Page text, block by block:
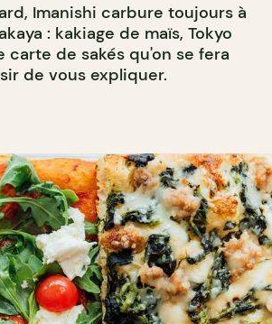
Imanishi carbure toujours à
: kakiage de maïs, Tokyo
carte de sakés qu'on se fera
de vous expliquer.